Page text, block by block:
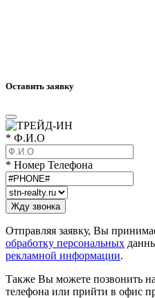
Оставить заявку
* Ф.И.О
* Номер Телефона
Отправляя заявку, Вы
обработку персональных
рекламной информации.
Также Вы можете позвонить
телефона или прийти в офис